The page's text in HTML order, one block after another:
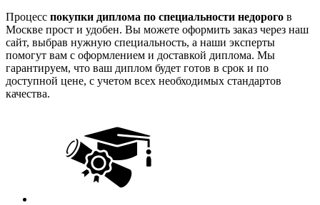
Процесс покупки диплома по специальности недорого в
Москве прост и удобен. Вы можете оформить заказ через наш
сайт, выбрав нужную специальность, а наши эксперты
помогут вам с оформлением и доставкой диплома. Мы
гарантируем, что ваш диплом будет готов в срок и по
доступной цене, с учетом всех необходимых стандартов
качества.